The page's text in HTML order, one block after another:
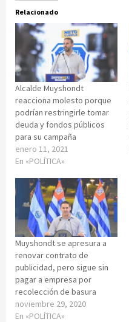
Relacionado
Alcalde Muyshondt
reacciona molesto porque
podrían restringirle tomar
deuda y fondos públicos
para su campaña
enero 11, 2021
En «POLÍTICA»
Muyshondt se apresura a
renovar contrato de
publicidad, pero sigue sin
pagar a empresa por
recolección de basura
noviembre 29, 2020
En «POLÍTICA»